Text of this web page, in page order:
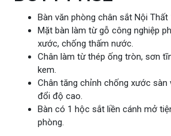
Bàn văn phòng chân sắt Nội Thất
Mặt bàn làm từ gỗ công nghiệp
xước, chống thấm nước.
Chân làm từ thép ống tròn, sơn
kem.
Chân tăng chỉnh chống xước sàn
đổi độ cao.
Bàn có 1 hộc sắt liền cánh mở
phòng.